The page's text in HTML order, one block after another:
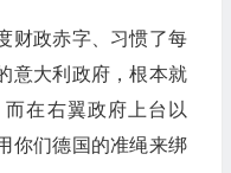
财政赤字、习惯了每
意大利政府，根本就
在右翼政府上台以
你们德国的准绳来绑